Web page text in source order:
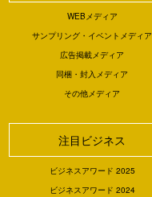
WEBメディア
サンプリング・イベントメディア
広告掲載メディア
同梱・封入メディア
その他メディア
注目ビジネス
ビジネスアワード 2025
ビジネスアワード 2024